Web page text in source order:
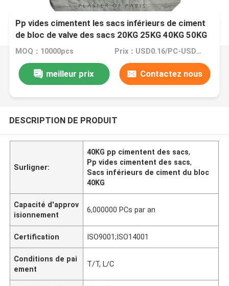
Pp vides cimentent les sacs inférieurs de ciment
de bloc de valve des sacs 20KG 25KG 40KG 50KG
MOQ：10000pcs Prix：USD0.16/PC-USD0.18/PC
meilleur prix Contactez nous
DESCRIPTION DE PRODUIT
Surligner:
40KG pp cimentent des sacs,
Pp vides cimentent des sacs,
Sacs inférieurs de ciment du bloc
40KG
Capacité d'approv
isionnement
6,000000 PCs par an
Certification ISO9001;ISO14001
Conditions de pai
ement
T/T, L/C